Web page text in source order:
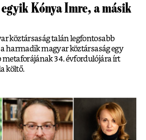
Kónya Imre, a másik
köztársaság talán legfontosabb
harmadik magyar köztársaság egy
metaforájának 34. évfordulójára írt
költő.